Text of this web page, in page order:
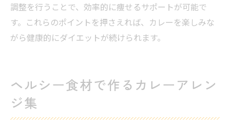
調整を行うことで、効率的に痩せるサポートが可能で
す。これらのポイントを押さえれば、カレーを楽しみな
がら健康的にダイエットが続けられます。
ヘルシー食材で作るカレーアレン
ジ集